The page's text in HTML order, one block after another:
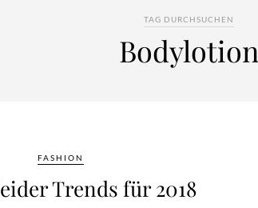
TAG DURCHSUCHEN
Bodylotion
FASHION
Trends für 2018